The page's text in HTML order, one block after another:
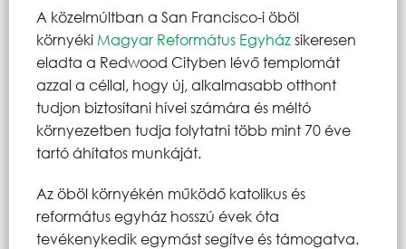
A közelmúltban a San Francisco-i öböl
környéki Magyar Református Egyházsikeresen
eladta a Redwood Cityben lévő templomát
azzal a céllal, hogy új, alkalmasabb otthont
tudjon biztosítani hívei számára és méltó
környezetben tudja folytatni több mint 70 éve
tartó áhítatos munkáját.
Az öböl környékén működő katolikus és
református egyház hosszú évek óta
tevékenykedik egymást segítve és támogatva.